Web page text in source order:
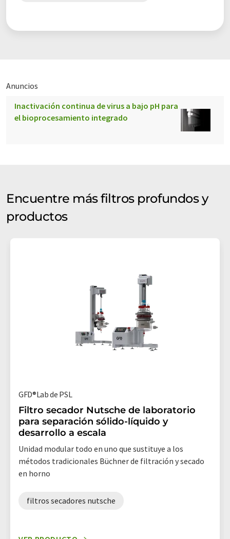
Anuncios
Inactivación continua de virus a bajo pH para
el bioprocesamiento integrado
Encuentre más filtros profundos y
productos
GFD®Lab de PSL
Filtro secador Nutsche de laboratorio
para separación sólido-líquido y
desarrollo a escala
Unidad modular todo en uno que sustituye a los
métodos tradicionales Büchner de filtración y secado
en horno
filtros secadores nutsche